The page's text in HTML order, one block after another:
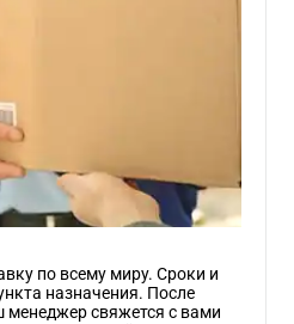
по всему миру. Сроки и
назначения. После
свяжется с вами